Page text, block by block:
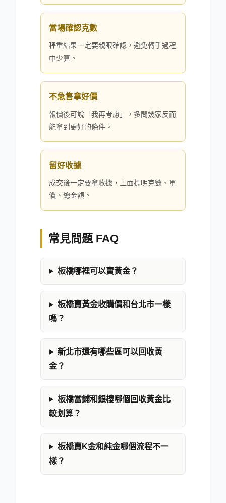
當場確認克數
秤重結果一定要親眼確認，避免轉手過程
中少算。
不急售拿好價
報價後可說「我再考慮」，多問幾家反而
能拿到更好的條件。
留好收據
成交後一定要拿收據，上面標明克數、單
價、總金額。
常見問題 FAQ
板橋哪裡可以賣黃金？
板橋賣黃金收購價和台北市一樣
嗎？
新北市還有哪些區可以回收黃
金？
板橋當鋪和銀樓哪個回收黃金比
較划算？
板橋賣K金和純金哪個流程不一
樣？